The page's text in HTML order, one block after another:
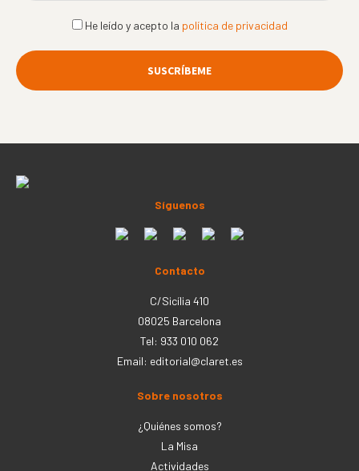
He leído y acepto la política de privacidad
Síguenos
Contacto
C/Sicília 410
08025 Barcelona
Tel: 933 010 062
Email: editorial@claret.es
Sobre nosotros
¿Quiénes somos?
La Misa
Actividades